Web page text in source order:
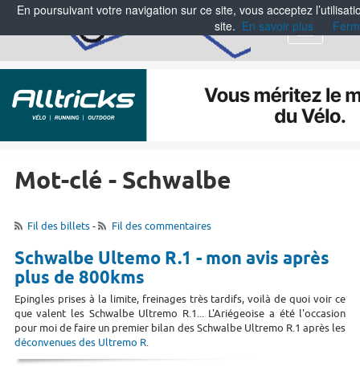
Menu
Mot-clé - Schwalbe
Fil des billets- Fil des commentaires
Schwalbe Ultemo R.1 - mon avis après
plus de 800kms
Epingles prises à la limite, freinages très tardifs, voilà de quoi voir ce
que valent les Schwalbe Ultremo R.1... L'Ariégeoise a été l'occasion
pour moi de faire un premier bilan des Schwalbe Ultremo R.1 après les
déconvenues des Ultremo R.
En poursuivant votre navigation sur ce site, vous acceptez
site. En savoir plus